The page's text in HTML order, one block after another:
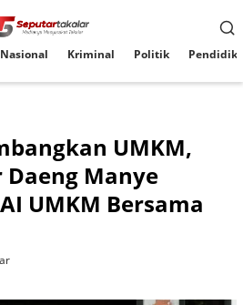
Nasional Kriminal Politik
UMKM,
Manye
UMKM Bersama